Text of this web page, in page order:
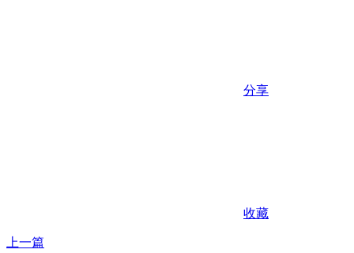
分享
收藏
上一篇